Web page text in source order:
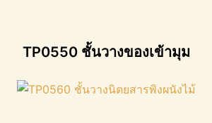
TP0550 ชั้นวางของเข้ามุม